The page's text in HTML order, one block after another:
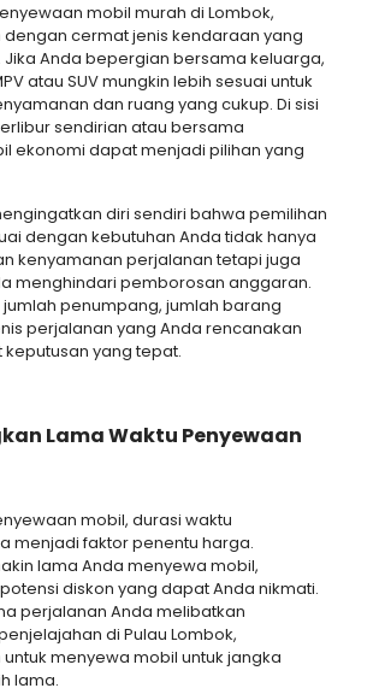
mobil murah di Lombok,
cermat jenis kendaraan yang
Jika Anda bepergian bersama keluarga,
atau SUV mungkin lebih sesuai untuk
dan ruang yang cukup. Di sisi
sendirian atau bersama
ekonomi dapat menjadi pilihan yang
diri sendiri bahwa pemilihan
dengan kebutuhan Anda tidak hanya
kenyamanan perjalanan tetapi juga
menghindari pemborosan anggaran.
penumpang, jumlah barang
perjalanan yang Anda rencanakan
yang tepat.
Lama Waktu Penyewaan
mobil, durasi waktu
menjadi faktor penentu harga.
lama Anda menyewa mobil,
diskon yang dapat Anda nikmati.
perjalanan Anda melibatkan
di Pulau Lombok,
menyewa mobil untuk jangka
lama.